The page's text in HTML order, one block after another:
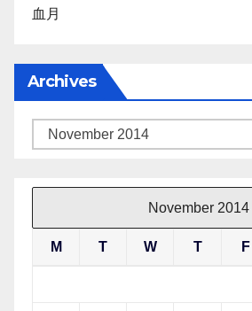
血月
Archives
Archives
November 2014
M T W T F